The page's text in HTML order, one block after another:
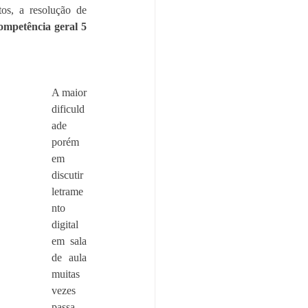
a resolução de
geral 5
A maior
dificuld
ade
porém
em
discutir
letrame
nto
digital
em sala
de aula
muitas
vezes